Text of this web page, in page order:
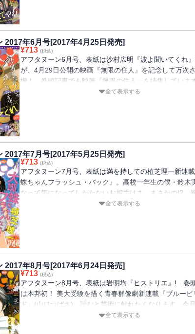
観戦記 京都タワワー』も掲載！ ＊電子配信版は通信
りダウンロードに時間がかかる場合がございます。
2017年6月号[2017年4月25日発売]
¥713 (税込)
アフタヌーン6月号、表紙は沙村広明『波よ聞いてくれ
が、4月29日公開の映画『無限の住人』を記念して万次
場！ 巻頭記事でも映画『無限の住人』を特集していま
て今号もあります新連載！ アフタヌーンの超期待作『
作読み切り、ぜひご覧下さい。 ＊電子配信版は通信環
ダウンロードに時間がかかる場合がございます。
全て表示する
2017年7月号[2017年5月25日発売]
¥713 (税込)
アフタヌーン7月号、表紙は満を持しての植芝理一新連
蛛ちゃんフラッシュ・バック』。高校一年生の僕・鈴木
なって気になってしかたないお相手はま、まさかの!?
ーは5月23日に通常版＆ILLUSTRATION BOOK付き特装
りダウンロードに時間がかかる場合がございます。
全て表示する
2017年8月号[2017年6月24日発売]
¥713 (税込)
アフタヌーン8月号、表紙は岩明均『ヒストリエ』! 巻
は本邦初！ 美大受験を描く青春群像劇新連載『ブルーピ
ド』(山口つばさ)。読むと芸術に触れたくなります。今
本1巻の発売ラッシュ！ 1話試し読みで即30万PVを突破
全て表示する